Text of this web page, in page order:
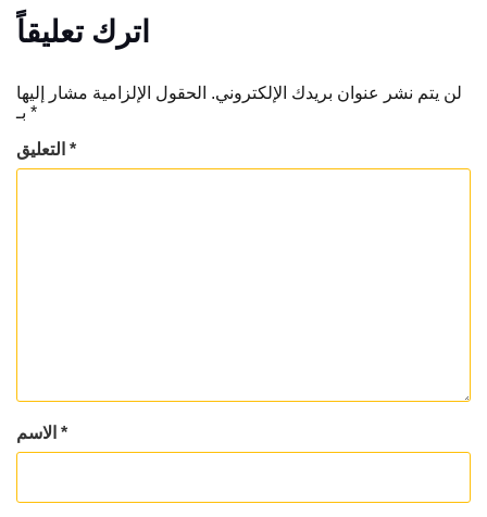
اترك تعليقاً
لن يتم نشر عنوان بريدك الإلكتروني. الحقول الإلزامية مشار إليها
*
*
*